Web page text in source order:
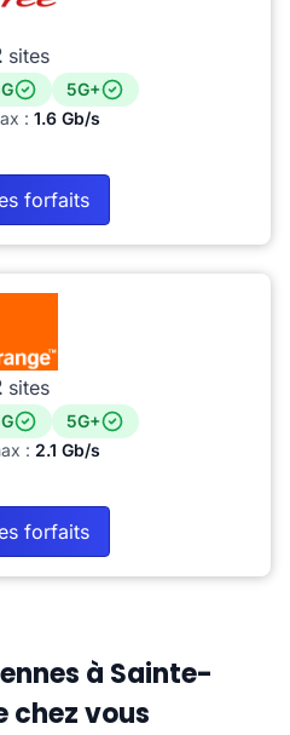
sites
5G+
: 1.6 Gb/s
forfaits
sites
5G+
: 2.1 Gb/s
forfaits
à Sainte-
chez vous